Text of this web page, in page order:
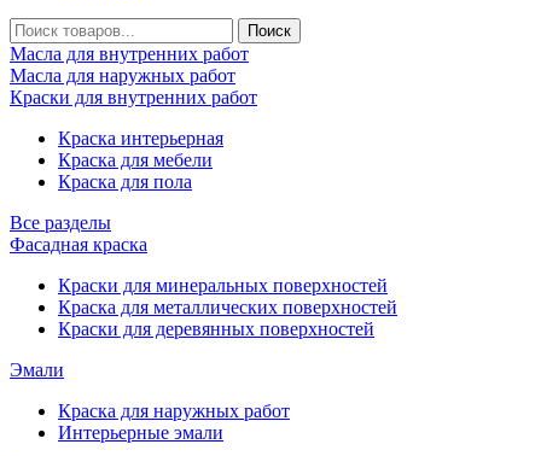
Масла для внутренних работ
Масла для наружных работ
Краски для внутренних работ
Краска интерьерная
Краска для мебели
Краска для пола
Все разделы
Фасадная краска
Краски для минеральных поверхностей
Краска для металлических поверхностей
Краски для деревянных поверхностей
Эмали
Краска для наружных работ
Интерьерные эмали